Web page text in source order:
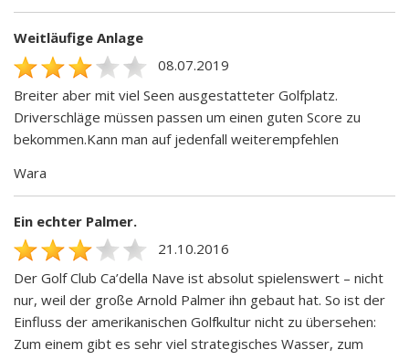
Weitläufige Anlage
08.07.2019
Breiter aber mit viel Seen ausgestatteter Golfplatz.
Driverschläge müssen passen um einen guten Score zu
bekommen.Kann man auf jedenfall weiterempfehlen
Wara
Ein echter Palmer.
21.10.2016
Der Golf Club Ca’della Nave ist absolut spielenswert – nicht
nur, weil der große Arnold Palmer ihn gebaut hat. So ist der
Einfluss der amerikanischen Golfkultur nicht zu übersehen:
Zum einem gibt es sehr viel strategisches Wasser, zum